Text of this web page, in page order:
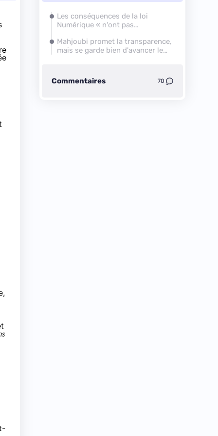
Les conséquences de la loi
Numérique « n'ont pas
Mahjoubi promet la transparence,
mais se garde bien d'avancer le
Commentaires 70